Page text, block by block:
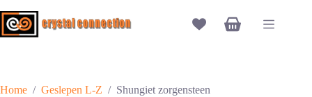
naar
de
Winkelwagen
Home / Geslepen L-Z / Shungiet zorgensteen